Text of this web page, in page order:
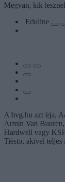
Megvan, kik
Eduline
A hvg.hu azt írja,
Armin Van
Hardwell vagy
Tiësto, akivel teljes